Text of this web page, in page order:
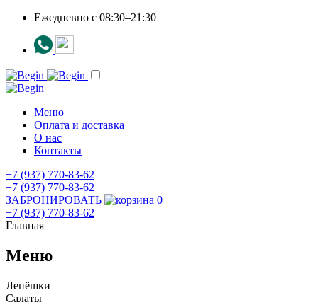
Ежедневно c 08:30–21:30
Меню
Оплата и доставка
О нас
Контакты
+7 (937) 770-83-62
+7 (937) 770-83-62
ЗАБРОНИРОВАТЬ
0
+7 (937) 770-83-62
Главная
Меню
Лепёшки
Салаты